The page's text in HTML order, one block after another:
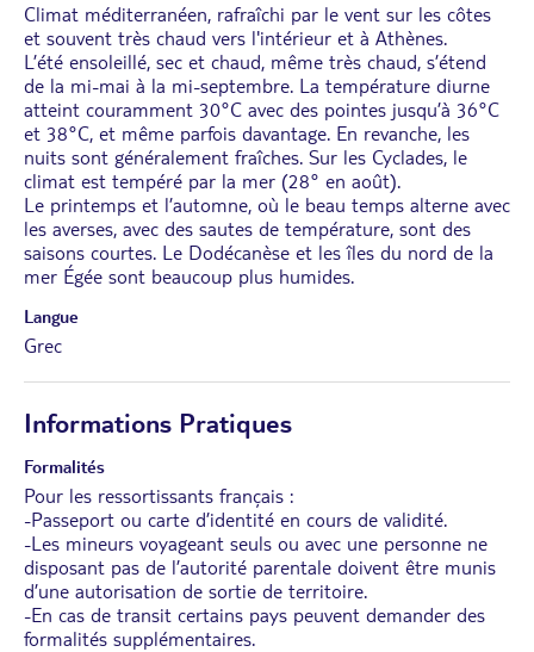
Climat méditerranéen, rafraîchi par le vent sur les côtes
et souvent très chaud vers l'intérieur et à Athènes.
L’été ensoleillé, sec et chaud, même très chaud, s’étend
de la mi-mai à la mi-septembre. La température diurne
atteint couramment 30°C avec des pointes jusqu’à 36°C
et 38°C, et même parfois davantage. En revanche, les
nuits sont généralement fraîches. Sur les Cyclades, le
climat est tempéré par la mer (28° en août).
Le printemps et l’automne, où le beau temps alterne avec
les averses, avec des sautes de température, sont des
saisons courtes. Le Dodécanèse et les îles du nord de la
mer Égée sont beaucoup plus humides.
Langue
Grec
Informations Pratiques
Formalités
Pour les ressortissants français :
-Passeport ou carte d’identité en cours de validité.
-Les mineurs voyageant seuls ou avec une personne ne
disposant pas de l’autorité parentale doivent être munis
d’une autorisation de sortie de territoire.
-En cas de transit certains pays peuvent demander des
formalités supplémentaires.